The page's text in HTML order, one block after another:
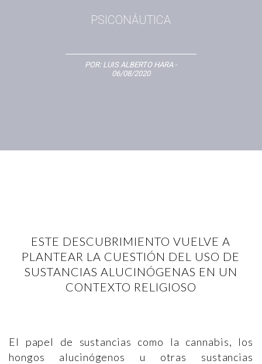
PSICONÁUTICA
POR: LUIS ALBERTO HARA -
06/08/2020
ESTE DESCUBRIMIENTO VUELVE A
PLANTEAR LA CUESTIÓN DEL USO DE
SUSTANCIAS ALUCINÓGENAS EN UN
CONTEXTO RELIGIOSO
El papel de sustancias como la cannabis, los
hongos alucinógenos u otras sustancias